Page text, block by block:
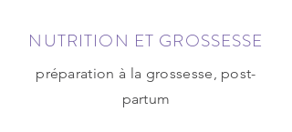
NUTRITION ET GROSSESSE
préparation à la grossesse, post-
partum